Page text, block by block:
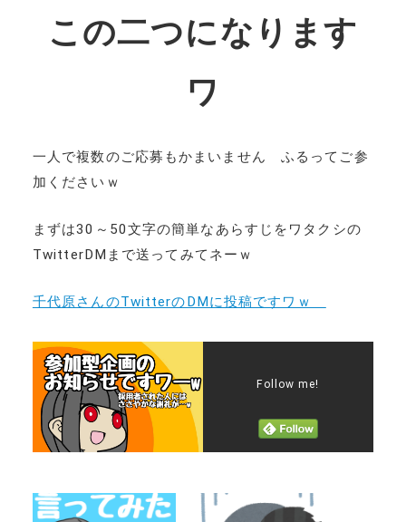
この二つになります
ワ
一人で複数のご応募もかまいません ふるってご参
加くださいｗ
まずは30～50文字の簡単なあらすじをワタクシの
TwitterDMまで送ってみてネーｗ
千代原さんのTwitterのDMに投稿ですワｗ
Follow me!